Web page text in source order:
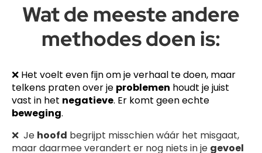
Wat de meeste andere
methodes doen is:
❌ Het voelt even fijn om je verhaal te doen, maar
telkens praten over je problemen houdt je juist
vast in het negatieve. Er komt geen echte
beweging.
❌ Je hoofd begrijpt misschien wáár het misgaat,
maar daarmee verandert er nog niets in je gevoel